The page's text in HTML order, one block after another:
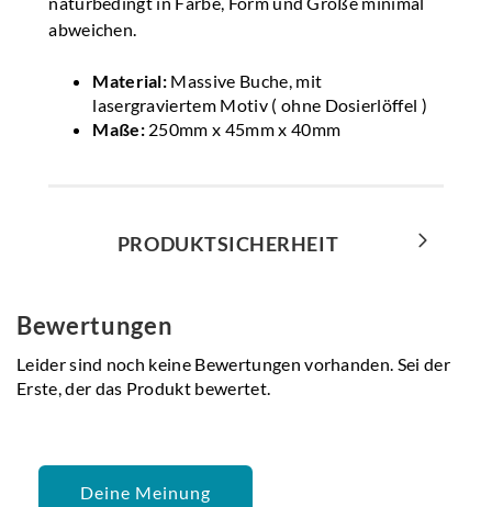
abweichen.
Material: Massive Buche, mit
lasergraviertem Motiv ( ohne Dosierlöffel )
Maße: 250mm x 45mm x 40mm
PRODUKTSICHERHEIT
Bewertungen
Leider sind noch keine Bewertungen vorhanden. Sei der
Erste, der das Produkt bewertet.
Deine Meinung